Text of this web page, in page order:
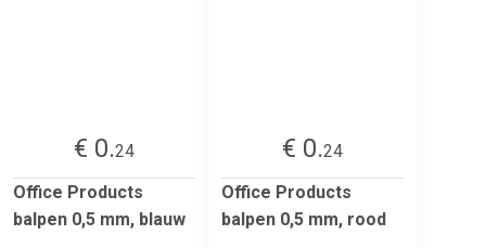
€ 0.24
Office Products
balpen 0,5 mm, blauw
€ 0.24
Office Products
balpen 0,5 mm, rood